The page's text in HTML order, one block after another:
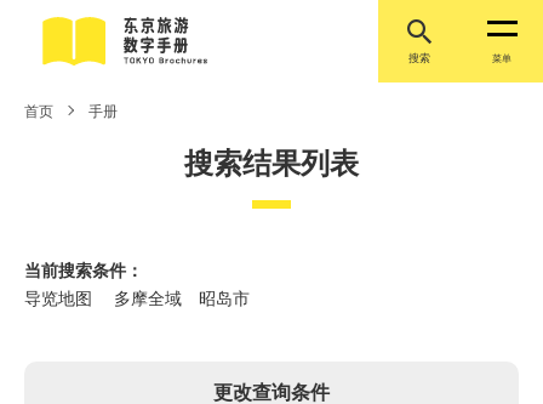
搜索 菜单
首页 手册
搜索结果列表
当前搜索条件：
导览地图 多摩全域 昭岛市
更改查询条件